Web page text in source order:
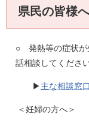
県民の皆様へ
○ 発熱等の症状が
話相談してください
▶ 主な相談窓口
＜妊婦の方へ＞